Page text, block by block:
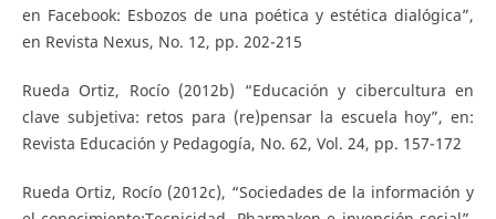
en Facebook: Esbozos de una poética y estética dialógica”,
en Revista Nexus, No. 12, pp. 202-215
Rueda Ortiz, Rocío (2012b) “Educación y cibercultura en
clave subjetiva: retos para (re)pensar la escuela hoy”, en:
Revista Educación y Pedagogía, No. 62, Vol. 24, pp. 157-172
Rueda Ortiz, Rocío (2012c), “Sociedades de la información y